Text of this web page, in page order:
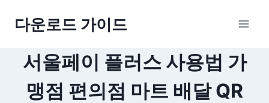
다운로드 가이드
서울페이 플러스 사용법 가
맹점 편의점 마트 배달 QR